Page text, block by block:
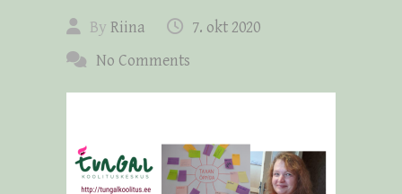
By Riina
7. okt 2020
No Comments